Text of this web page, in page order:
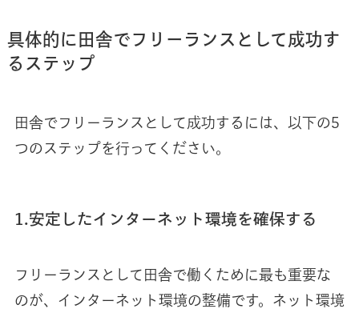
具体的に田舎でフリーランスとして成功す
るステップ
田舎でフリーランスとして成功するには、以下の5
つのステップを行ってください。
1.安定したインターネット環境を確保する
フリーランスとして田舎で働くために最も重要な
のが、インターネット環境の整備です。ネット環境